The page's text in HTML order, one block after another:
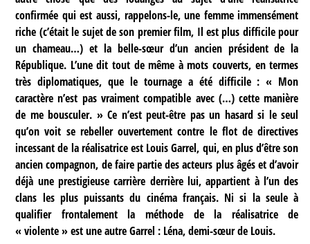
confirmée qui est aussi, rappelons-le, une femme immensément
riche (c’était le sujet de son premier film, Il est plus difficile pour
un chameau…) et la belle-sœur d’un ancien président de la
République. L’une dit tout de même à mots couverts, en termes
très diplomatiques, que le tournage a été difficile : « Mon
caractère n’est pas vraiment compatible avec (…) cette manière
de me bousculer. » Ce n’est peut-être pas un hasard si le seul
qu’on voit se rebeller ouvertement contre le flot de directives
incessant de la réalisatrice est Louis Garrel, qui, en plus d’être son
ancien compagnon, de faire partie des acteurs plus âgés et d’avoir
déjà une prestigieuse carrière derrière lui, appartient à l’un des
clans les plus puissants du cinéma français. Ni si la seule à
qualifier frontalement la méthode de la réalisatrice de
« violente » est une autre Garrel : Léna, demi-sœur de Louis.